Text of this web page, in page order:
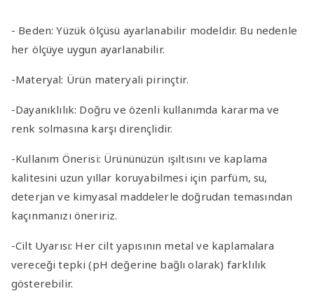
- Beden:Yüzük ölçüsü ayarlanabilir modeldir. Bu nedenle
her ölçüye uygun ayarlanabilir.
-Materyal: Ürün materyali pirinçtir.
-Dayanıklılık: Doğru ve özenli kullanımda kararma ve
renk solmasına karşı dirençlidir.
-Kullanım Önerisi: Ürününüzün ışıltısını ve kaplama
kalitesini uzun yıllar koruyabilmesi için parfüm, su,
deterjan ve kimyasal maddelerle doğrudan temasından
kaçınmanızı öneririz.
-Cilt Uyarısı: Her cilt yapısının metal ve kaplamalara
vereceği tepki (pH değerine bağlı olarak) farklılık
gösterebilir.